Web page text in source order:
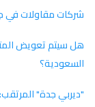
شركات مقاولات في
السعودية؟
"ديربي جدة"